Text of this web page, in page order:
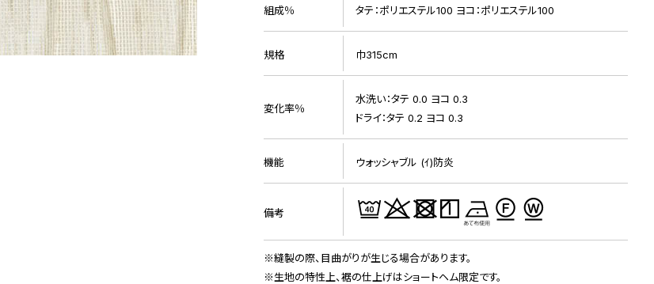
組成％ タテ：ポリエステル100 ヨコ：ポリエステル100
規格 巾315cm
変化率％
水洗い：タテ 0.0 ヨコ 0.3
ドライ：タテ 0.2 ヨコ 0.3
機能 ウォッシャブル (ｲ)防炎
備考
縫製の際、目曲がりが生じる場合があります。
生地の特性上、裾の仕上げはショートヘム限定です。